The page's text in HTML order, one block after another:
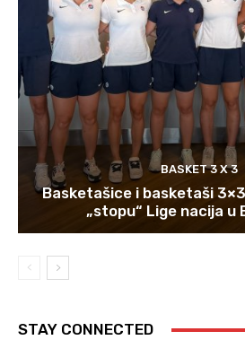
BASKET 3 X 3
Basketašice i basketaši
„stopu“ Lige nacija u
STAY CONNECTED